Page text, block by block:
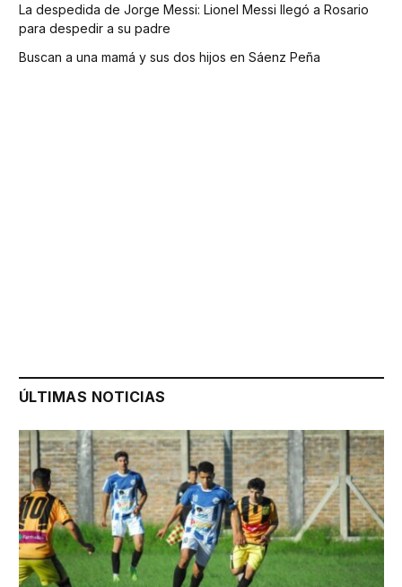
La despedida de Jorge Messi: Lionel Messi llegó a Rosario
para despedir a su padre
Buscan a una mamá y sus dos hijos en Sáenz Peña
ÚLTIMAS NOTICIAS